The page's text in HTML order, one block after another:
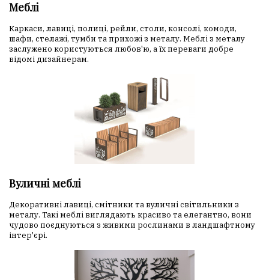
Меблі
Каркаси, лавиці, полиці, рейли, столи, консолі, комоди,
шафи, стелажі, тумби та прихожі з металу. Меблі з металу
заслужено користуються любов'ю, а їх переваги добре
відомі дизайнерам.
Вуличні меблі
Декоративні лавиці, смітники та вуличні світильники з
металу. Такі меблі виглядають красиво та елегантно, вони
чудово поєднуються з живими рослинами в ландшафтному
інтер'єрі.